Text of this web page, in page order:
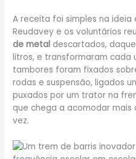
A receita foi simples na
Reudavey e os voluntários
de metal descartados,
litros, e transformaram cada
tambores foram fixados
rodas e suspensão, ligados
puxados por um trator na
que chega a acomodar
vez.